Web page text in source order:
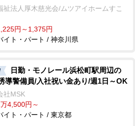
祉法人厚木慈光会/ムツアイホームすこ
円～1,375円
イト・パート / 神奈川県
日勤・モノレール浜松町駅周辺の
導警備員/入社祝い金あり/週1日～OK
社MSK
4,500円～
イト・パート / 東京都